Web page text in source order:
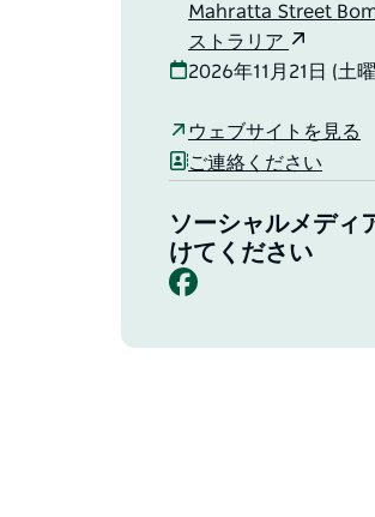
Mahratta Street
ストラリア
2026年11月21日 (土
ウェブサイトを見る
ご連絡ください
ソーシャルメディ
けてください
Facebook